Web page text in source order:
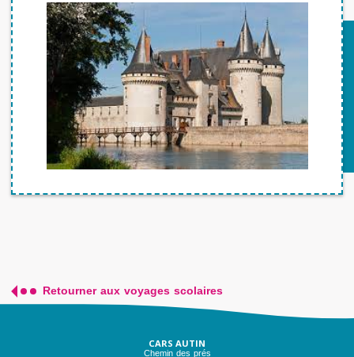
Retourner aux voyages scolaires
Tél. *
Email *
Profil
SÉJOUR
Date de fin
CARS AUTIN
Chemin des prés